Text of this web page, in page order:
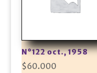
N°122 oct., 1958
$60.000